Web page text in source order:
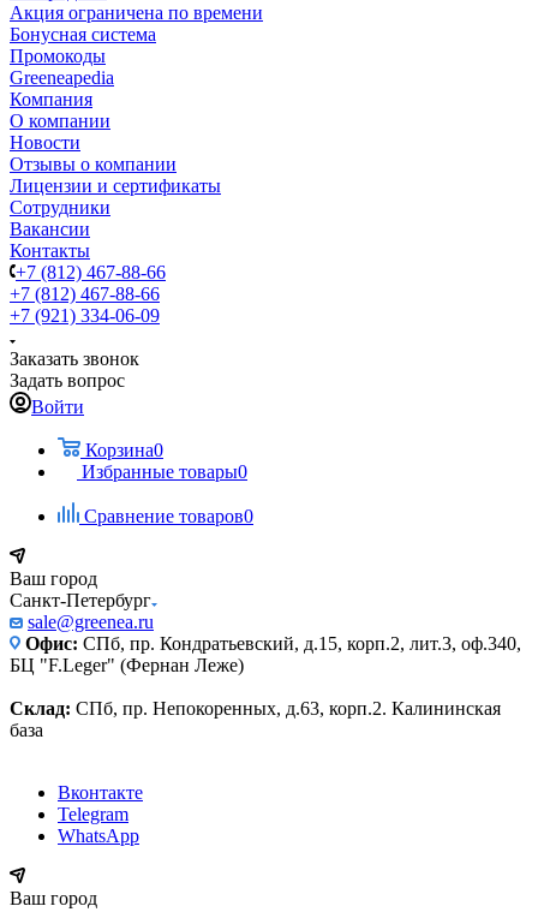
Акция ограничена по времени
Бонусная система
Промокоды
Greeneapedia
Компания
О компании
Новости
Отзывы о компании
Лицензии и сертификаты
Сотрудники
Вакансии
Контакты
+7 (812) 467-88-66
+7 (812) 467-88-66
+7 (921) 334-06-09
Заказать звонок
Задать вопрос
Войти
Корзина0
Избранные товары0
Сравнение товаров0
Ваш город
Санкт-Петербург
sale@greenea.ru
Офис: СПб, пр. Кондратьевский, д.15, корп.2, лит.3, оф.340,
БЦ "F.Leger" (Фернан Леже)
Склад: СПб, пр. Непокоренных, д.63, корп.2. Калининская
база
Вконтакте
Telegram
WhatsApp
Ваш город